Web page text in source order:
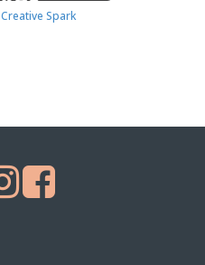
Creative Spark